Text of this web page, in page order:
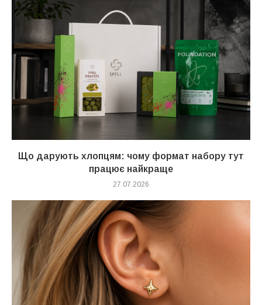
Що дарують хлопцям: чому формат набору тут
працює найкраще
27.07.2026